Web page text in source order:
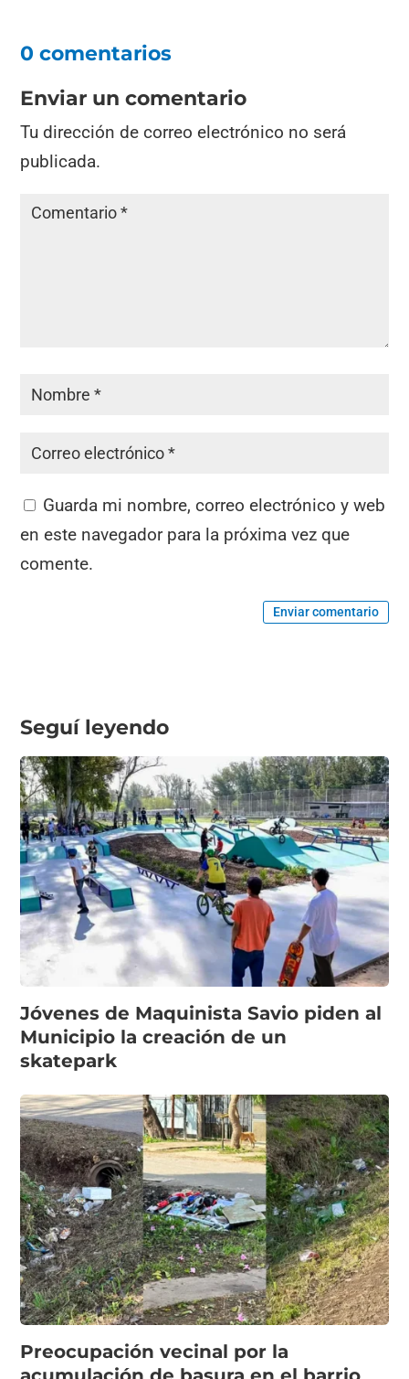
b
o
o
k
A
p
p
0 comentarios
Enviar un comentario
Tu dirección de correo electrónico no será
publicada.
Guarda mi nombre, correo electrónico y web
en este navegador para la próxima vez que
comente.
Enviar comentario
Seguí leyendo
Jóvenes de Maquinista Savio piden al
Municipio la creación de un
skatepark
Preocupación vecinal por la